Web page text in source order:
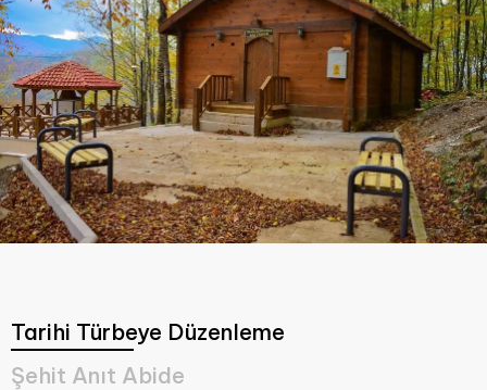
Tarihi Türbeye Düzenleme
Şehit Anıt Abide